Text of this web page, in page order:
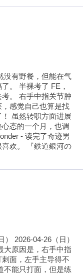
没有野餐，但能在气
。 半裸考了 FE，
。 右手中指关节肿
感觉自己也算是找
虽然转职方面进展
态的一个月，也调
- 读完了奇迹男
欢。 『鉄道銀河の
2026-04-26（日）
大原因是，右手中指
面，左手主导得不
不能只打面，但是练